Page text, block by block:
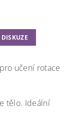
DISKUZE
učení rotace
tělo. Ideální